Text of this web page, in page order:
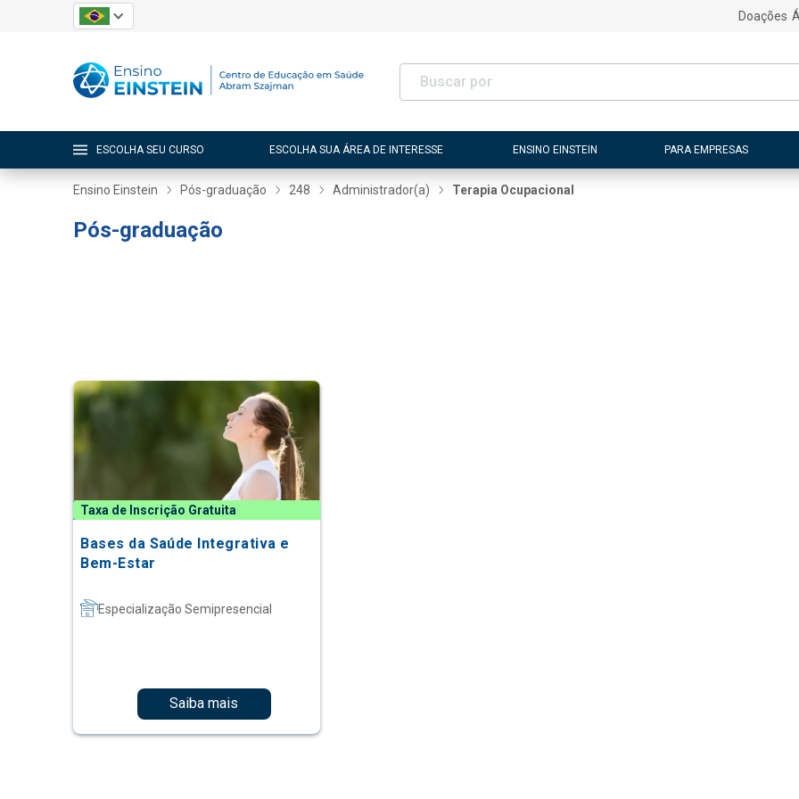
Doações
ESCOLHA SEU CURSO ESCOLHA SUA ÁREA DE INTERESSE ENSINO EINSTEIN PARA EMPRESAS
Ensino Einstein Pós-graduação 248 Administrador(a) Terapia Ocupacional
Pós-graduação
Taxa de Inscrição Gratuita
Bases da Saúde Integrativa e
Bem-Estar
Especialização Semipresencial
Saiba mais